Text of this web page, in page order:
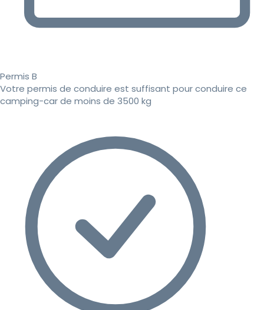
Permis B
Votre permis de conduire est suffisant pour conduire ce
camping-car de moins de 3500 kg